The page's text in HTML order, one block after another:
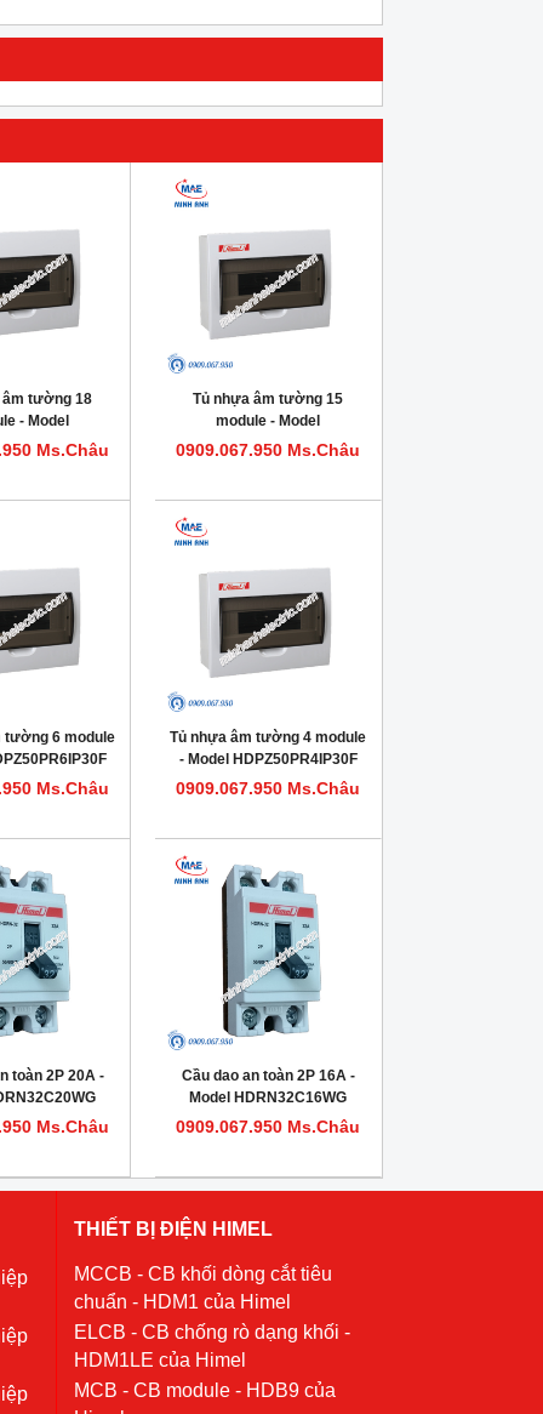
âm tường 18
- Model
Ms.Châu
Tủ nhựa âm tường 15
module - Model
HDPZ50PR15IP30F
0909.067.950 Ms.Châu
tường 6 module
Ms.Châu
Tủ nhựa âm tường 4 module
- Model HDPZ50PR4IP30F
0909.067.950 Ms.Châu
toàn 2P 20A -
Ms.Châu
Cầu dao an toàn 2P 16A -
Model HDRN32C16WG
0909.067.950 Ms.Châu
THIẾT BỊ ĐIỆN HIMEL
MCCB - CB khối dòng cắt tiêu
chuẩn - HDM1 của Himel
ELCB - CB chống rò dạng khối -
HDM1LE của Himel
MCB - CB module - HDB9 của